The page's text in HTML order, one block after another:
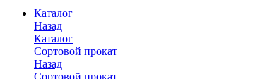
Каталог
Назад
Каталог
Сортовой прокат
Назад
Сортовой прокат